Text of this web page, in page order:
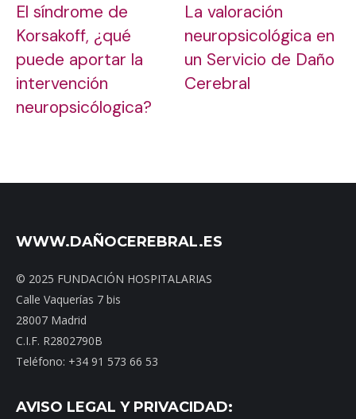
El síndrome de
Korsakoff, ¿qué
puede aportar la
intervención
neuropsicólogica?
La valoración
neuropsicológica en
un Servicio de Daño
Cerebral
WWW.DAÑOCEREBRAL.ES
© 2025 FUNDACIÓN HOSPITALARIAS
Calle Vaquerías 7 bis
28007 Madrid
C.I.F. R2802790B
Teléfono: +34 91 573 66 53
AVISO LEGAL Y PRIVACIDAD: